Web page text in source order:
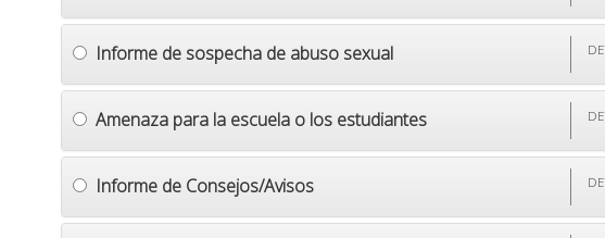
Informe de sospecha de abuso sexual
Amenaza para la escuela o los estudiantes
Informe de Consejos/Avisos